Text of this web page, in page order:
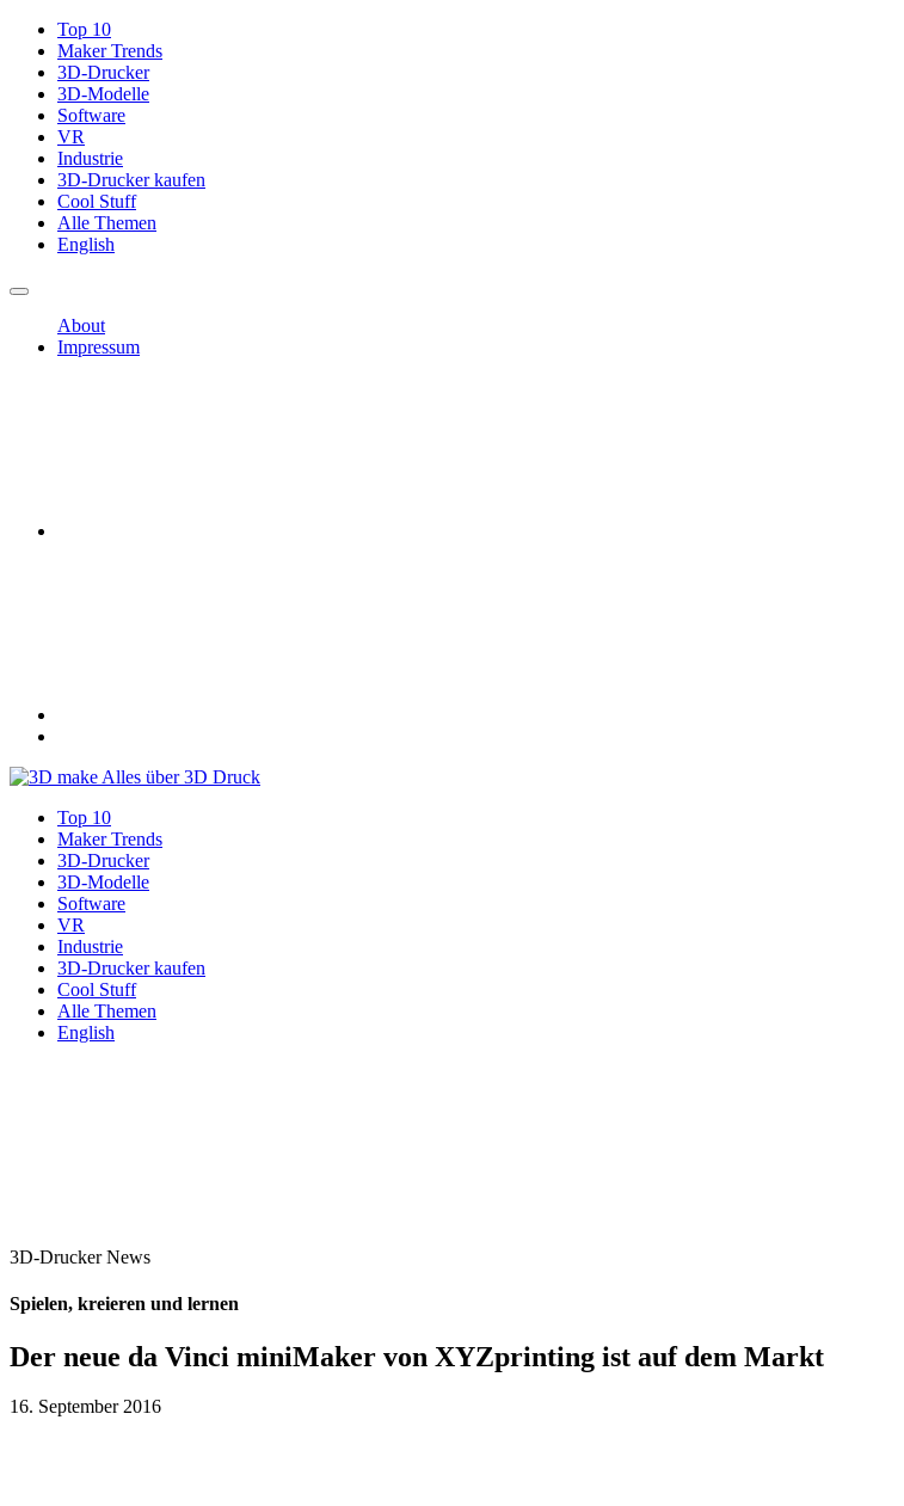
Top 10
Maker Trends
3D-Drucker
3D-Modelle
Software
VR
Industrie
3D-Drucker kaufen
Cool Stuff
Alle Themen
English
About
Impressum
Top 10
Maker Trends
3D-Drucker
3D-Modelle
Software
VR
Industrie
3D-Drucker kaufen
Cool Stuff
Alle Themen
English
3D-Drucker News
Spielen, kreieren und lernen
Der neue da Vinci miniMaker von XYZprinting ist auf dem Markt
16. September 2016